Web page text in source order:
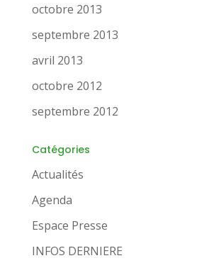
octobre 2013
septembre 2013
avril 2013
octobre 2012
septembre 2012
Catégories
Actualités
Agenda
Espace Presse
INFOS DERNIERE